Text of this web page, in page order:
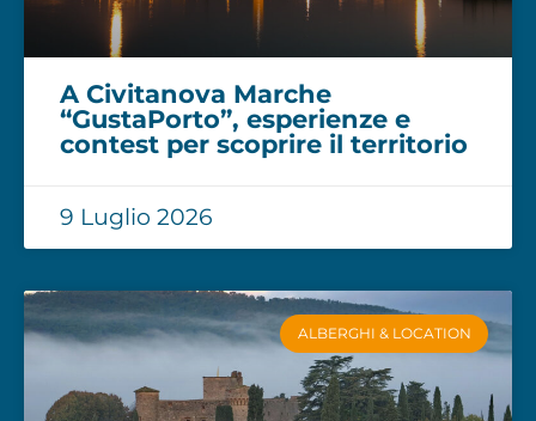
A Civitanova Marche
“GustaPorto”, esperienze e
contest per scoprire il territorio
9 Luglio 2026
ALBERGHI & LOCATION